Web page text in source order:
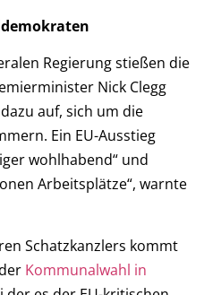
Regierung stießen die
Nick Clegg
auf, sich um die
Ein EU-Ausstieg
wohlhabend“ und
Arbeitsplätze“, warnte
Schatzkanzlers kommt
Kommunalwahl in